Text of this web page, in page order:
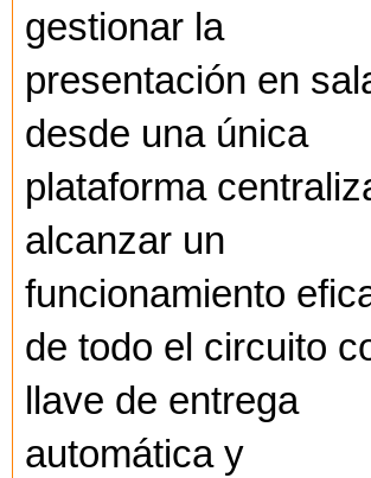
gestionar la
presentación en
desde una única
plataforma
alcanzar un
funcionamiento
de todo el circuito
llave de entrega
automática y